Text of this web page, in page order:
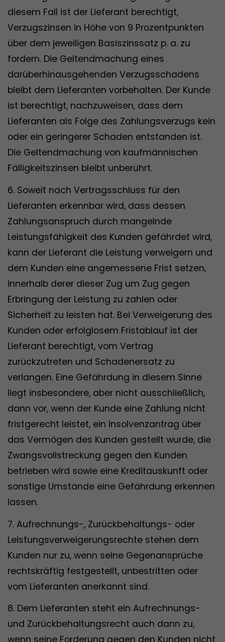
diesem Fall ist der Lieferant berechtigt,
Verzugszinsen in Höhe von 9 Prozentpunkten
über dem jeweiligen Basiszinssatz p. a. zu
fordern. Die Geltendmachung eines
darüberhinausgehenden Verzugsschadens
bleibt dem Lieferanten vorbehalten. Der Kunde
ist berechtigt, nachzuweisen, dass dem
Lieferanten als Folge des Zahlungsverzugs kein
oder ein geringerer Schaden entstanden ist.
Die Geltendmachung von kaufmännischen
Fälligkeitszinsen bleibt unberührt.
6. Soweit nach Vertragsschluss für den
Lieferanten erkennbar wird, dass dessen
Zahlungsanspruch durch mangelnde
Leistungsfähigkeit des Kunden gefährdet wird,
kann der Lieferant die Leistung verweigern und
dem Kunden eine angemessene Frist setzen,
innerhalb derer dieser Zug um Zug gegen
Erbringung der Leistung zu zahlen oder
Sicherheit zu leisten hat. Bei Verweigerung des
Kunden oder erfolglosem Fristablauf ist der
Lieferant berechtigt, vom Vertrag
zurückzutreten und Schadenersatz zu
verlangen. Eine Gefährdung in diesem Sinne
liegt insbesondere, aber nicht ausschließlich,
dann vor, wenn der Kunde eine Zahlung nicht
fristgerecht leistet, ein Insolvenzantrag über
das Vermögen des Kunden gestellt wurde, die
Zwangsvollstreckung gegen den Kunden
betrieben wird sowie eine Kreditauskunft oder
sonstige Umstände eine Gefährdung erkennen
lassen.
7. Aufrechnungs-, Zurückbehaltungs- oder
Leistungsverweigerungsrechte stehen dem
Kunden nur zu, wenn seine Gegenansprüche
rechtskräftig festgestellt, unbestritten oder
vom Lieferanten anerkannt sind.
8. Dem Lieferanten steht ein Aufrechnungs-
und Zurückbehaltungsrecht auch dann zu,